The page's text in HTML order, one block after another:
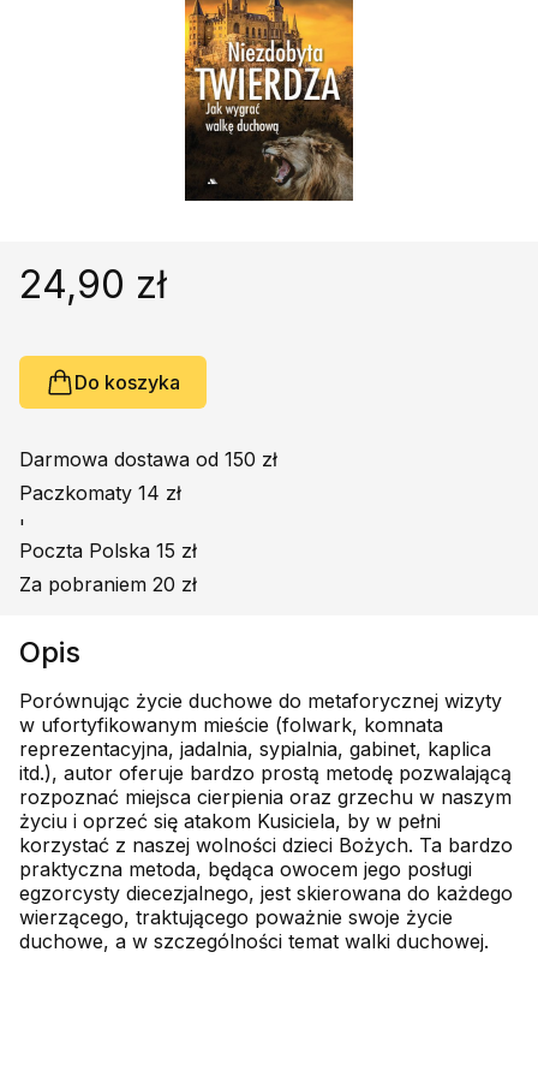
Książki obcojęzyczne
Poradniki, leksykony...
Podręczniki szkolne
Promocja
24,90 zł
Do koszyka
Darmowa dostawa od 150 zł
Paczkomaty 14 zł
'
Poczta Polska 15 zł
Za pobraniem 20 zł
Opis
Porównując życie duchowe do metaforycznej wizyty
w ufortyfikowanym mieście (folwark, komnata
reprezentacyjna, jadalnia, sypialnia, gabinet, kaplica
itd.), autor oferuje bardzo prostą metodę pozwalającą
rozpoznać miejsca cierpienia oraz grzechu w naszym
życiu i oprzeć się atakom Kusiciela, by w pełni
korzystać z naszej wolności dzieci Bożych. Ta bardzo
praktyczna metoda, będąca owocem jego posługi
egzorcysty diecezjalnego, jest skierowana do każdego
wierzącego, traktującego poważnie swoje życie
duchowe, a w szczególności temat walki duchowej.